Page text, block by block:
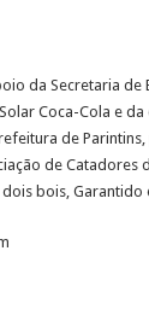
da Secretaria de
Coca-Cola e
de
de Catadores
bois, Garantido